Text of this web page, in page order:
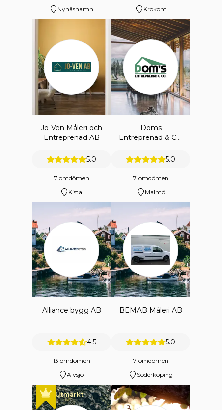
Nynäshamn
Krokom
Jo-Ven Måleri och
Entreprenad AB
5.0
7 omdömen
Kista
Doms
Entreprenad & Co.
5.0
7 omdömen
Malmö
Alliance bygg AB
4.5
13 omdömen
Älvsjö
BEMAB Måleri AB
5.0
7 omdömen
Söderköping
Utmärkt